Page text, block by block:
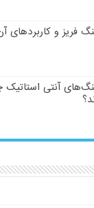
فریز و کاربردهای
آنتی